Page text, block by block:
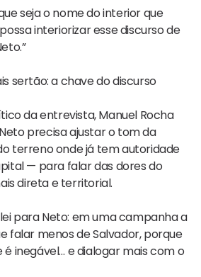
seja o nome do interior que
interiorizar esse discurso de
sertão: a chave do discurso
da entrevista, Manuel Rocha
precisa ajustar o tom da
terreno onde já tem autoridade
— para falar das dores do
direta e territorial.
para Neto: em uma campanha a
falar menos de Salvador, porque
inegável… e dialogar mais com o